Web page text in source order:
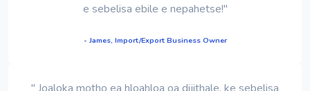
e sebelisa ebile e nepahetse!"
- James, Import/Export Business Owner